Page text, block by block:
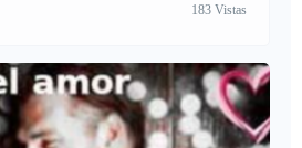
Galaxy S25 Ultra , Samsung
183 Vistas